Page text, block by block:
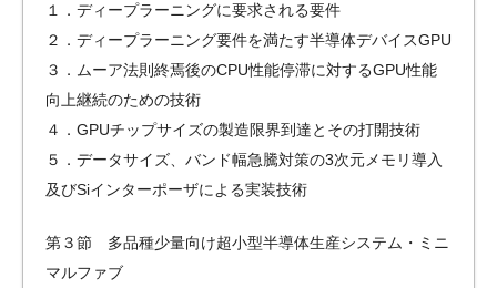
１．ディープラーニングに要求される要件
２．ディープラーニング要件を満たす半導体デバイスGPU
３．ムーア法則終焉後のCPU性能停滞に対するGPU性能
向上継続のための技術
４．GPUチップサイズの製造限界到達とその打開技術
５．データサイズ、バンド幅急騰対策の3次元メモリ導入
及びSiインターポーザによる実装技術
第３節 多品種少量向け超小型半導体生産システム・ミニ
マルファブ